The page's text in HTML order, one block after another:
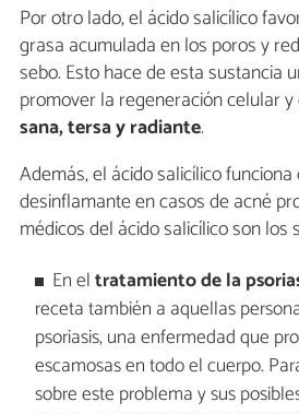
Por otro lado, el ácido salicílico
grasa acumulada en los poros y
sebo. Esto hace de esta sustancia
promover la regeneración celular
sana, tersa y radiante.
Además, el ácido salicílico
desinflamante en casos de acné
médicos del ácido salicílico son los
En eltratamiento de la
receta también a aquellas
psoriasis, una enfermedad que
escamosas en todo el cuerpo.
sobre este problema y sus